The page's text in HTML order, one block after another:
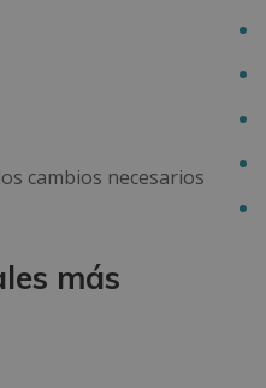
cambios necesarios
más